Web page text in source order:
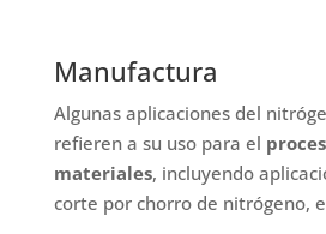
Manufactura
Algunas aplicaciones del
refieren a su uso para el
materiales, incluyendo
corte por chorro de nitrógeno,